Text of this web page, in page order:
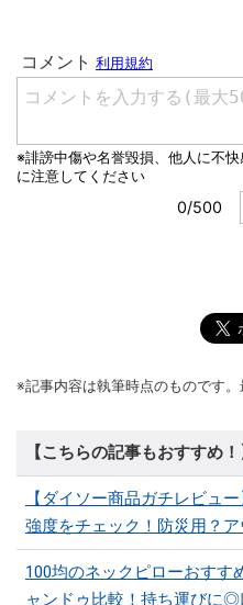
※記事内容は執筆時点のものです。
【こちらの記事もおすすめ！
【ダイソー商品ガチレビュ
強度をチェック！防災用？ア
100均のネックピローおすす
ャンドゥ比較！持ち運びに